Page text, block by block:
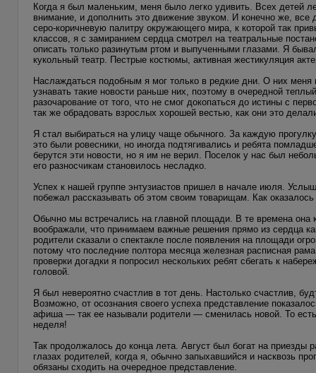
Когда я был маленьким, меня было легко удивить. Всех детей
внимание, и дополнить это движение звуком. И конечно же,
серо-коричневую палитру окружающего мира, к которой так
классов, я с замиранием сердца смотрел на театральные
описать только разинутым ртом и выпученными глазами. Я
кукольный театр. Пестрые костюмы, активная жестикуляция
Наслаждаться подобным я мог только в редкие дни. О них
узнавать такие новости раньше них, поэтому в очередной
разочарование от того, что не смог докопаться до истины с
так же обрадовать взрослых хорошей вестью, как они это
Я стал выбираться на улицу чаще обычного. За каждую
это были ровесники, но иногда подтягивались и ребята
берутся эти новости, но я им не верил. Поселок у нас был
его разносчикам становилось несладко.
Успех к нашей группе энтузиастов пришел в начале июля.
побежал рассказывать об этом своим товарищам. Как
Обычно мы встречались на главной площади. В те времена она
воображали, что принимаем важные решения прямо из сердца
родители сказали о спектакле после появления на площади
потому что последние полтора месяца железная расписная
проверки догадки я попросил нескольких ребят сбегать к
головой.
Я был невероятно счастлив в тот день. Настолько счастлив,
Возможно, от осознания своего успеха представление
афиша — так ее называли родители — сменилась новой. То
неделя!
Так продолжалось до конца лета. Август был богат на
глазах родителей, когда я, обычно запыхавшийся и насквозь
обязаны сходить на очередное представление.